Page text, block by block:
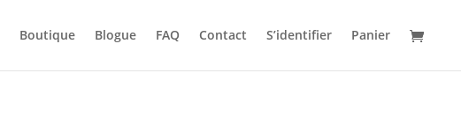
Boutique Blogue FAQ Contact S’identifier Panier